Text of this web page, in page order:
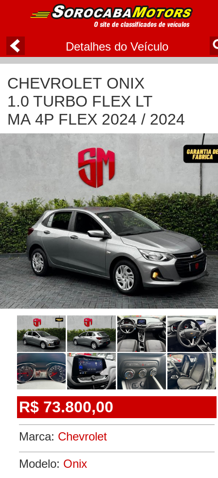
Detalhes do Veículo
CHEVROLET ONIX
1.0 TURBO FLEX LT
MA 4P FLEX 2024 / 2024
R$ 73.800,00
Marca: Chevrolet
Modelo: Onix